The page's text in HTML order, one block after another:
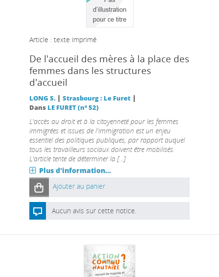
Article : texte imprimé
De l'accueil des mères à la place des
femmes dans les structures
d'accueil
LONG S. | Strasbourg : Le Furet|
Dans LE FURET (n° 52)
L'accès au droit et à la citoyenneté pour les femmes
immigrées et issues de l'immigration est un enjeu
essentiel des politiques publiques, par rapport auquel
tous les travailleurs sociaux doivent être mobilisés.
L'article tente de déterminer la [...]
Plus d'information...
Ajouter au panier
Aucun avis sur cette notice.